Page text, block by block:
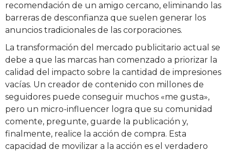
recomendación de un amigo cercano, eliminando las
barreras de desconfianza que suelen generar los
anuncios tradicionales de las corporaciones.
La transformación del mercado publicitario actual se
debe a que las marcas han comenzado a priorizar la
calidad del impacto sobre la cantidad de impresiones
vacías. Un creador de contenido con millones de
seguidores puede conseguir muchos «me gusta»,
pero un micro-influencer logra que su comunidad
comente, pregunte, guarde la publicación y,
finalmente, realice la acción de compra. Esta
capacidad de movilizar a la acción es el verdadero